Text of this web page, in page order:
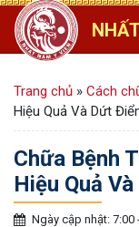
Trang chủ » Cách
Hiệu Quả Và Dứt
Chữa Bệnh
Hiệu Quả
Ngày cập nhật: 7:00